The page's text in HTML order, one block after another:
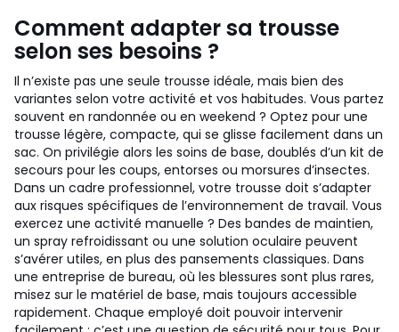
Comment adapter sa trousse
selon ses besoins ?
Il n’existe pas une seule trousse idéale, mais bien des
variantes selon votre activité et vos habitudes. Vous partez
souvent en randonnée ou en weekend ? Optez pour une
trousse légère, compacte, qui se glisse facilement dans un
sac. On privilégie alors les soins de base, doublés d’un kit de
secours pour les coups, entorses ou morsures d’insectes.
Dans un cadre professionnel, votre trousse doit s’adapter
aux risques spécifiques de l’environnement de travail. Vous
exercez une activité manuelle ? Des bandes de maintien,
un spray refroidissant ou une solution oculaire peuvent
s’avérer utiles, en plus des pansements classiques. Dans
une entreprise de bureau, où les blessures sont plus rares,
misez sur le matériel de base, mais toujours accessible
rapidement. Chaque employé doit pouvoir intervenir